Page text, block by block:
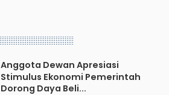
Anggota Dewan Apresiasi
Stimulus Ekonomi Pemerintah
Dorong Daya Beli...